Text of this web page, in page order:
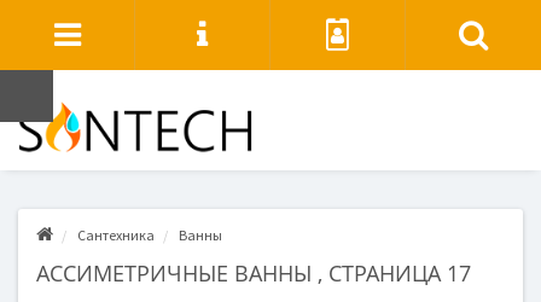
Сантехника Ванны
АССИМЕТРИЧНЫЕ ВАННЫ , СТРАНИЦА 17